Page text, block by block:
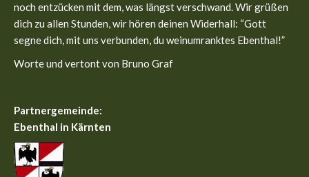
noch entzücken mit dem, was längst verschwand. Wir grüßen
dich zu allen Stunden, wir hören deinen Widerhall: “Gott
segne dich, mit uns verbunden, du weinumranktes Ebenthal!”
Worte und vertont von Bruno Graf
Partnergemeinde:
Ebenthal in Kärnten